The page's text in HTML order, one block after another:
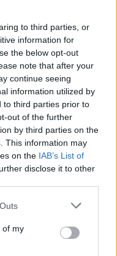
to third parties, or
information for
the below opt-out
note that after your
continue seeing
information utilized by
to third parties prior to
out of the further
by third parties on the
This information may
on the IAB’s List of
disclose it to other
of my
Bonucci: il
dovrà
l'offerta
gioco in un
la Lazio,
di un affondo da
d'esperienza nella
League. Il
sondaggio,